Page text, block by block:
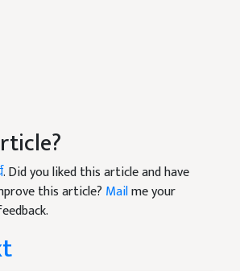
. Did you liked this article and have
this article? Mailme your